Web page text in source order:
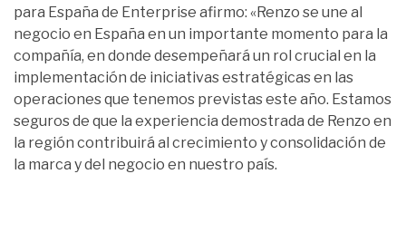
para España de Enterprise afirmo: «Renzo se une al
negocio en España en un importante momento para la
compañía, en donde desempeñará un rol crucial en la
implementación de iniciativas estratégicas en las
operaciones que tenemos previstas este año. Estamos
seguros de que la experiencia demostrada de Renzo en
la región contribuirá al crecimiento y consolidación de
la marca y del negocio en nuestro país.